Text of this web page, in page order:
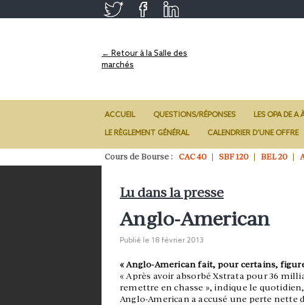
← Retour à la Salle des
marchés
ACCUEIL QUESTIONS/RÉPONSES LES OPA DE A
LE RÈGLEMENT GÉNÉRAL CALENDRIER D’UNE OFFRE
Cours de Bourse : CAC 40 SBF 120 BEL 20
Lu dans la presse
Anglo-American
Publié le 18 février 2013
« Anglo-American fait, pour certains,
« Après avoir absorbé Xstrata pour 36
remettre en chasse », indique le
Anglo-American a accusé une perte nette